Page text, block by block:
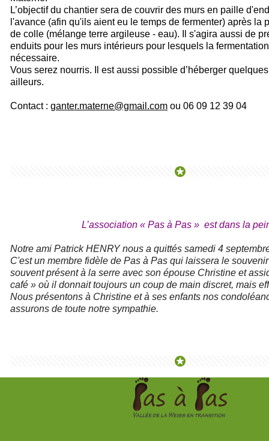
L’objectif du chantier sera de couvrir des murs en paille
l'avance (afin qu'ils aient eu le temps de fermenter) après la
de colle (mélange terre argileuse - eau). Il s'agira aussi de
enduits pour les murs intérieurs pour lesquels la
nécessaire.
Vous serez nourris. Il est aussi possible d’héberger
ailleurs.
Contact : ganter.materne@gmail.com ou 06 09 12 39 04
L’association « Pas à Pas » est dans la
Notre ami Patrick HENRY nous a quittés samedi 4
C'est un membre fidèle de Pas à Pas qui laissera le
souvent présent à la serre avec son épouse Christine et
café » où il donnait toujours un coup de main discret, mais
Nous présentons à Christine et à ses enfants nos
assurons de toute notre sympathie.